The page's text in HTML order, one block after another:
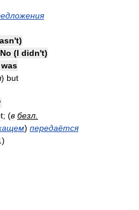
't)
No (I didn't)
was
) but
; (в безл
) передаётся
)